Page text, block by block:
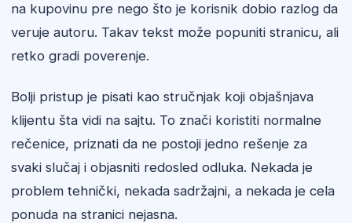
na kupovinu pre nego što je korisnik dobio razlog da
veruje autoru. Takav tekst može popuniti stranicu, ali
retko gradi poverenje.
Bolji pristup je pisati kao stručnjak koji objašnjava
klijentu šta vidi na sajtu. To znači koristiti normalne
rečenice, priznati da ne postoji jedno rešenje za
svaki slučaj i objasniti redosled odluka. Nekada je
problem tehnički, nekada sadržajni, a nekada je cela
ponuda na stranici nejasna.